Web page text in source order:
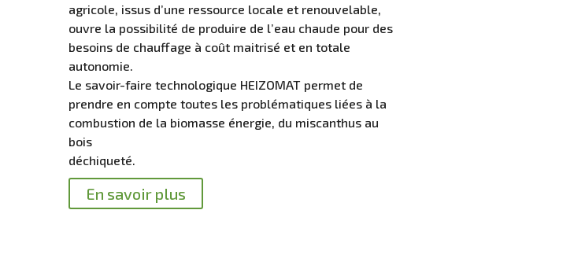
agricole, issus d’une ressource locale et renouvelable,
ouvre la possibilité de produire de l’eau chaude pour des
besoins de chauffage à coût maitrisé et en totale
autonomie.
Le savoir-faire technologique HEIZOMAT permet de
prendre en compte toutes les problématiques liées à la
combustion de la biomasse énergie, du miscanthus au
bois
déchiqueté.
En savoir plus